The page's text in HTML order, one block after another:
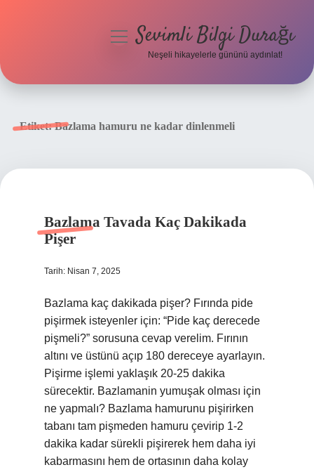
menüyüSevimli Bilgi Durağı
Neşeli hikayelerle gününü aydınlat!
Etiket:Bazlama hamuru ne kadar dinlenmeli
Bazlama Tavada Kaç Dakikada
Pişer
Tarih: Nisan 7, 2025
Bazlama kaç dakikada pişer? Fırında pide
pişirmek isteyenler için: “Pide kaç derecede
pişmeli?” sorusuna cevap verelim. Fırının
altını ve üstünü açıp 180 dereceye ayarlayın.
Pişirme işlemi yaklaşık 20-25 dakika
sürecektir. Bazlamanin yumuşak olması için
ne yapmalı? Bazlama hamurunu pişirirken
tabanı tam pişmeden hamuru çevirip 1-2
dakika kadar sürekli pişirerek hem daha iyi
kabarmasını hem de ortasının daha kolay